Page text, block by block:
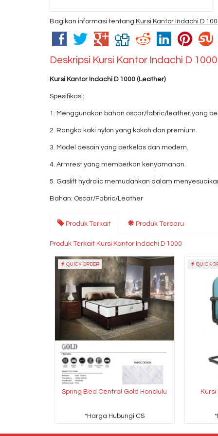
Bagikan informasi tentang Kursi Kantor Indachi D
Deskripsi Kursi Kantor Indachi D 1000
Kursi Kantor Indachi D 1000 (Leather)
Spesifikasi:
1. Menggunakan bahan oscar/fabric/leather yang
2. Rangka kaki nylon yang kokoh dan premium.
3. Model desain yang berkelas dan modern.
4. Armrest yang memberkan kenyamanan.
5. Gaslift hydrolic memudahkan dalam
Bahan: Oscar/Fabric/Leather
Produk Terkait Produk Terbaru
Produk Terkait Kursi Kantor Indachi D 1000
QUICK ORDER
Spring Bed Central Gold Honolulu
*Harga Hubungi CS
QUICK
Kursi